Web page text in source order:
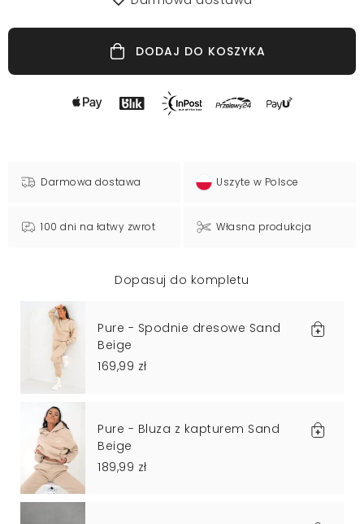
DODAJ DO KOSZYKA
Darmowa dostawa Uszyte w Polsce
100 dni na łatwy zwrot Własna produkcja
Dopasuj do kompletu
Pure - Spodnie dresowe Sand
Beige
169,99 zł
Pure - Bluza z kapturem Sand
Beige
189,99 zł